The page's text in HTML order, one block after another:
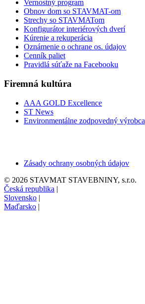
Vernostný program
Obnov dom so STAVMAT-om
Strechy so STAVMATom
Konfigurátor interiérových dverí
Kúrenie a rekuperácia
Oznámenie o ochrane os. údajov
Cenník paliet
Pravidlá súťaže na Facebooku
Firemná kultúra
AAA GOLD Excellence
ST News
Environmentálne zodpovedný výrobca
Zásady ochrany osobných údajov
© 2026 STAVMAT STAVEBNINY, s.r.o.
Česká republika |
Slovensko |
Maďarsko |